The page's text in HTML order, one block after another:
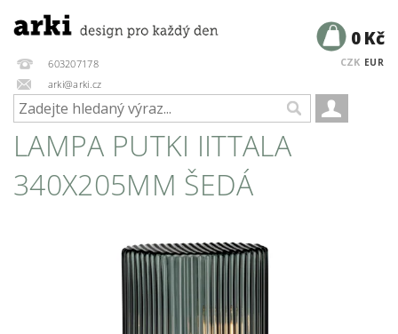
603207178
arki@arki.cz
CZK EUR
0 Kč
LAMPA PUTKI IITTALA
340X205MM ŠEDÁ